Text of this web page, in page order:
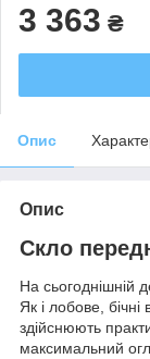
3 363 ₴
Опис
Опис
Скло
На сьогоднішній
Як і лобове,
здійснюють
максимальний